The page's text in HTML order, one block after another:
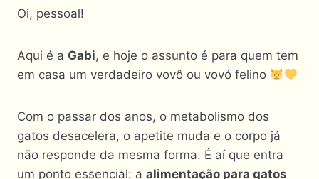
Oi, pessoal!
Aqui é a Gabi, e hoje o assunto é para quem tem
em casa um verdadeiro vovô ou vovó felino
Com o passar dos anos, o metabolismo dos
gatos desacelera, o apetite muda e o corpo já
não responde da mesma forma. É aí que entra
um ponto essencial: a alimentação para gatos